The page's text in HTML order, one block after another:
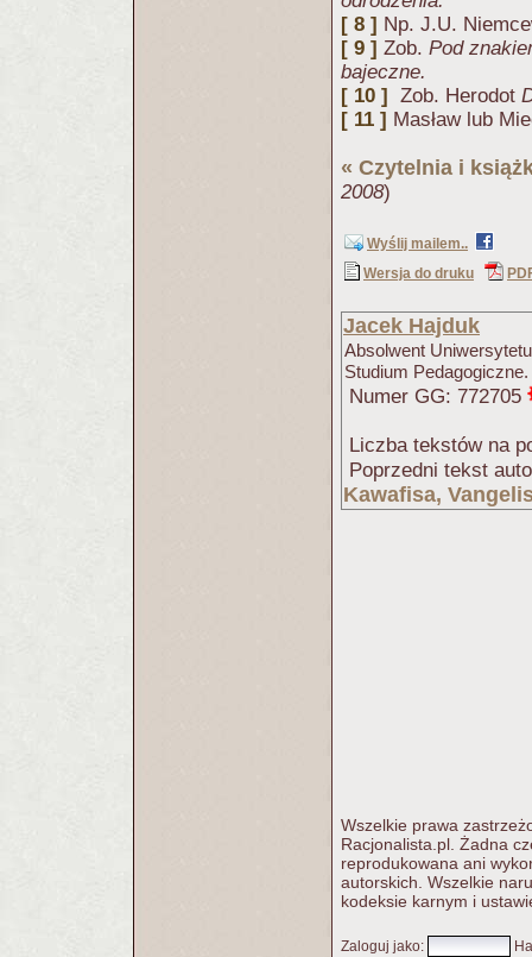
[ 8 ] Np. J.U.
[ 9 ] Zob. Pod
bajeczne.
[ 10 ] Zob. Herodot
[ 11 ] Masław lub
« Czytelnia i
2008)
Wyślij mailem..
Wersja do druku
Jacek Hajduk
Absolwent
Studium Pedagogiczne.
Numer GG: 772705
Liczba tekstów na
Poprzedni tekst
Kawafisa,
Wszelkie prawa
Racjonalista.pl. Żadna
reprodukowana ani
autorskich. Wszelkie
kodeksie karnym i
Zaloguj jako: